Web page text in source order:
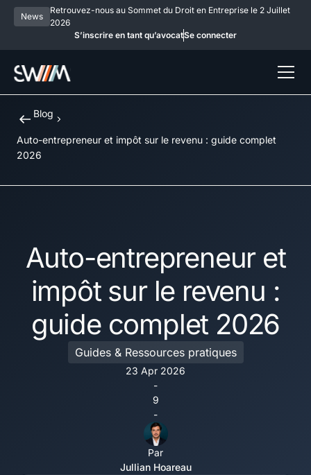
News
Retrouvez-nous au Sommet du Droit en Entreprise le 2 Juillet
2026
S’inscrire en tant qu’avocatSe connecter
Blog
Auto-entrepreneur et impôt sur le revenu : guide complet
2026
Auto-entrepreneur et
impôt sur le revenu :
guide complet 2026
Guides & Ressources pratiques
23 Apr 2026
-
9
-
Par
Jullian Hoareau